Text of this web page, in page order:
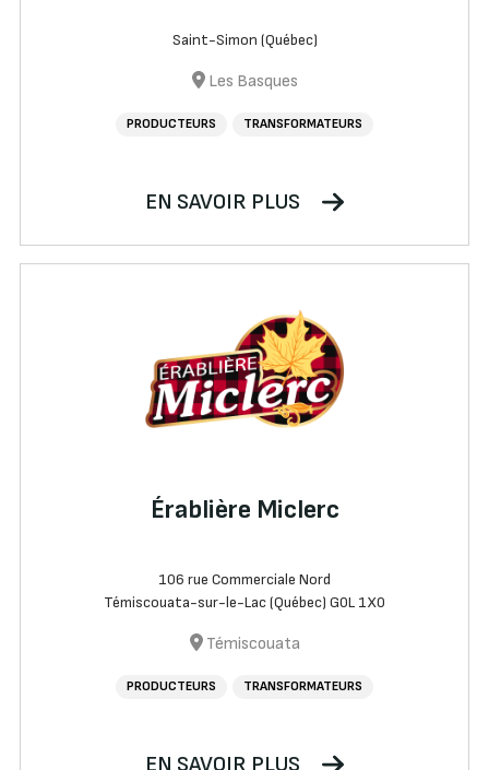
Saint-Simon (Québec)
Les Basques
PRODUCTEURS TRANSFORMATEURS
EN SAVOIR PLUS
Érablière Miclerc
106 rue Commerciale Nord
Témiscouata-sur-le-Lac (Québec) G0L 1X0
Témiscouata
PRODUCTEURS TRANSFORMATEURS